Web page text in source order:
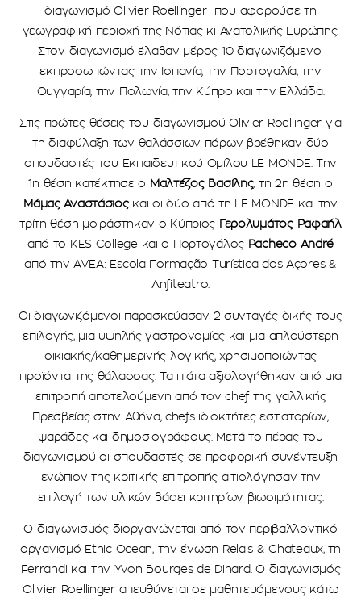
διαγωνισμό Olivier Roellinger που αφορούσε τη
γεωγραφική περιοχή της Νότιας κι Ανατολικής Ευρώπης.
Στον διαγωνισμό έλαβαν μέρος 10 διαγωνιζόμενοι
εκπροσωπώντας την Ισπανία, την Πορτογαλία, την
Ουγγαρία, την Πολωνία, την Κύπρο και την Ελλάδα.
Στις πρώτες θέσεις του διαγωνισμού Olivier Roellinger για
τη διαφύλαξη των θαλάσσιων πόρων βρέθηκαν δύο
σπουδαστές του Εκπαιδευτικού Ομίλου LE MONDE. Την
1η θέση κατέκτησε ο Μαλτέζος Βασίλης, τη 2η θέση ο
Μάμας Αναστάσιοςκαι οι δύο από τη LE MONDE και την
τρίτη θέση μοιράστηκαν ο Κύπριος Γερολυμάτος Ραφαήλ
από το KES College και ο Πορτογάλος Pacheco André
από την AVEA: Escola Formação Turística dos Açores &
Anfiteatro.
Οι διαγωνιζόμενοι παρασκεύασαν 2 συνταγές δικής τους
επιλογής, μια υψηλής γαστρονομίας και μια απλούστερη
οικιακής/καθημερινής λογικής, χρησιμοποιώντας
προϊόντα της θάλασσας. Τα πιάτα αξιολογήθηκαν από μια
επιτροπή αποτελούμενη από τον chef της γαλλικής
Πρεσβείας στην Αθήνα, chefs ιδιοκτήτες εστιατορίων,
ψαράδες και δημοσιογράφους. Μετά το πέρας του
διαγωνισμού οι σπουδαστές σε προφορική συνέντευξη
ενώπιον της κριτικής επιτροπής αιτιολόγησαν την
επιλογή των υλικών βάσει κριτηρίων βιωσιμότητας.
Ο διαγωνισμός διοργανώνεται από τον περιβαλλοντικό
οργανισμό Ethic Ocean, την ένωση Relais & Chateaux, τη
Ferrandi και την Yvon Bourges de Dinard. Ο διαγωνισμός
Olivier Roellinger απευθύνεται σε μαθητευόμενους κάτω